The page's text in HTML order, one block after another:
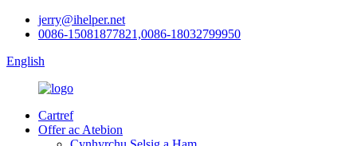
jerry@ihelper.net
0086-15081877821,0086-18032799950
English
Cartref
Offer ac Atebion